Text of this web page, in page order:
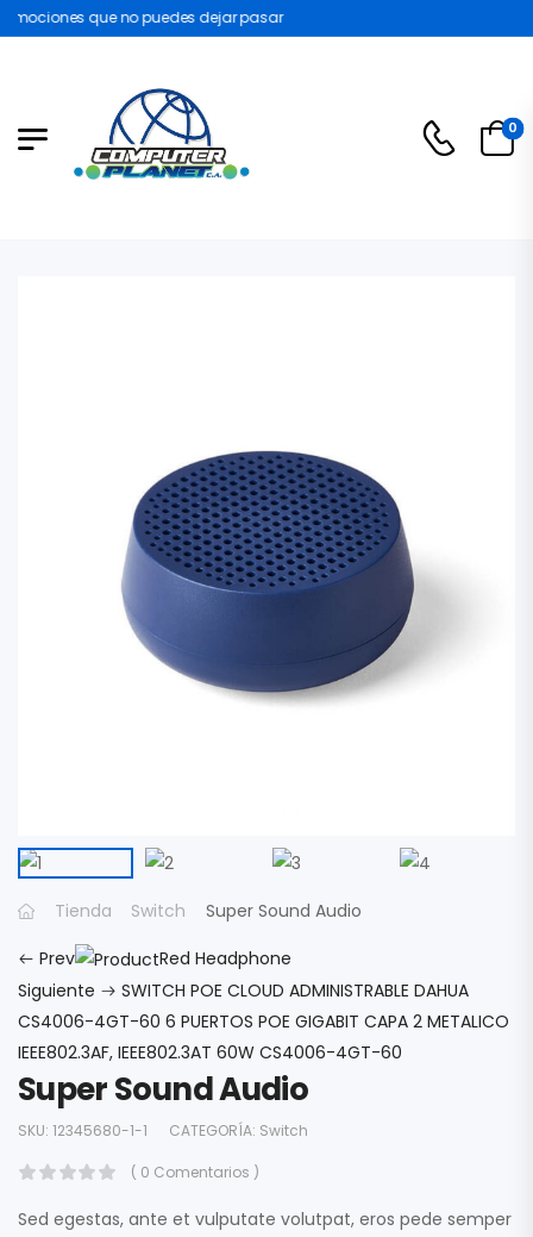
que no puedes dejar pasar
0
Tienda Switch
Super Sound Audio
Prev
Red Headphone
Siguiente
SWITCH POE CLOUD ADMINISTRABLE DAHUA
CS4006-4GT-60 6 PUERTOS POE GIGABIT CAPA 2 METALICO
IEEE802.3AF, IEEE802.3AT 60W CS4006-4GT-60
Super Sound Audio
SKU: 12345680-1-1 CATEGORÍA: Switch
( 0 Comentarios )
Sed egestas, ante et vulputate volutpat, eros pede semper